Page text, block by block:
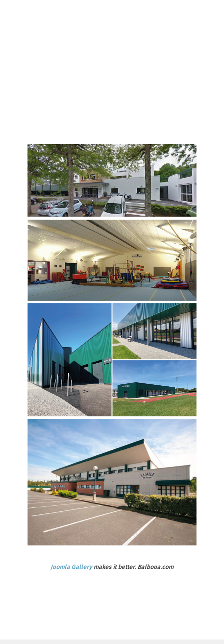
Joomla Gallerymakes it better. Balbooa.com